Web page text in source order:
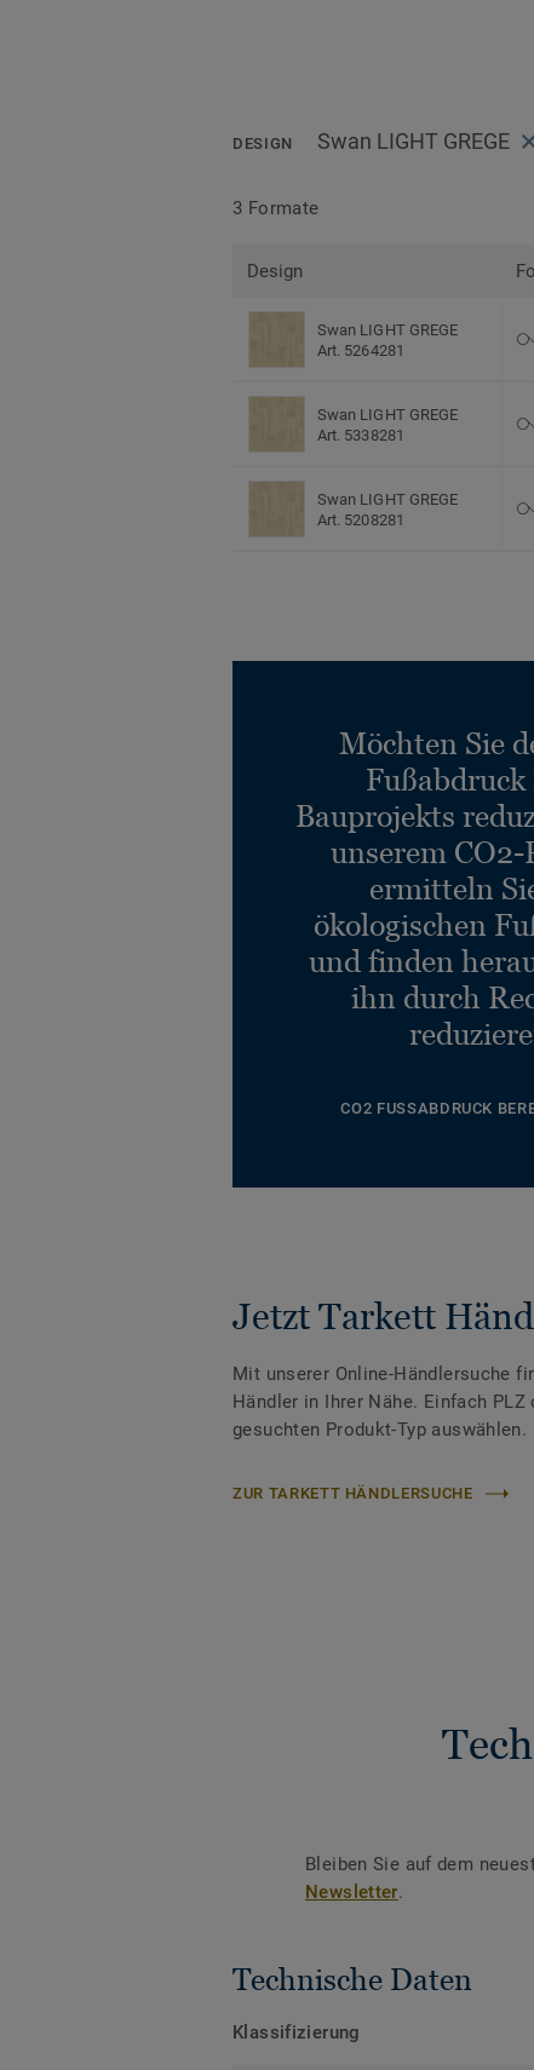
DESIGN Swan LIGHT GREGE
3 Formate
Design
Swan LIGHT GREGE
Art. 5264281
Swan LIGHT GREGE
Art. 5338281
Swan LIGHT GREGE
Art. 5208281
Möchten Sie
Fußabdruck
Bauprojekts
unserem CO2-
ermitteln
ökologischen
und finden
ihn durch
CO2 FUSSABDRUCK
Jetzt Tarkett
Mit unserer Online-Händlersuche
Händler in Ihrer Nähe. Einfach PLZ
gesuchten Produkt-Typ auswählen.
ZUR TARKETT HÄNDLERSUCHE
Bleiben Sie auf dem
Newsletter.
Technische Daten
Klassifizierung